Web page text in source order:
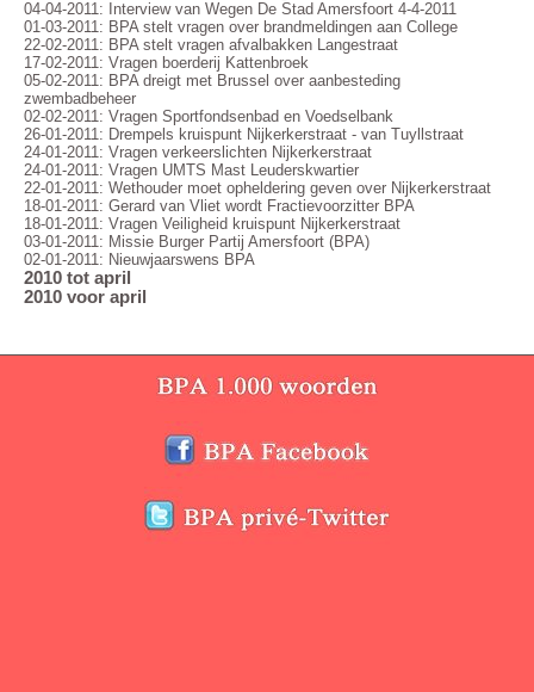
04-04-2011: Interview van Wegen De Stad Amersfoort 4-4-2011
01-03-2011: BPA stelt vragen over brandmeldingen aan College
22-02-2011: BPA stelt vragen afvalbakken Langestraat
17-02-2011: Vragen boerderij Kattenbroek
05-02-2011: BPA dreigt met Brussel over aanbesteding
zwembadbeheer
02-02-2011: Vragen Sportfondsenbad en Voedselbank
26-01-2011: Drempels kruispunt Nijkerkerstraat - van Tuyllstraat
24-01-2011: Vragen verkeerslichten Nijkerkerstraat
24-01-2011: Vragen UMTS Mast Leuderskwartier
22-01-2011: Wethouder moet opheldering geven over Nijkerkerstraat
18-01-2011: Gerard van Vliet wordt Fractievoorzitter BPA
18-01-2011: Vragen Veiligheid kruispunt Nijkerkerstraat
03-01-2011: Missie Burger Partij Amersfoort (BPA)
02-01-2011: Nieuwjaarswens BPA
2010 tot april
2010 voor april